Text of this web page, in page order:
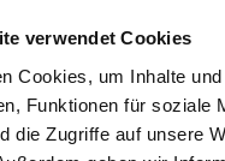
verwendet Cookies
Cookies, um Inhalte
Funktionen für soziale
die Zugriffe auf unsere
1